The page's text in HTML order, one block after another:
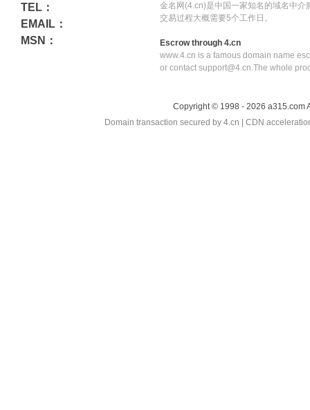
TEL：
EMAIL：
MSN：
金名网(4.cn)是中国一家知名的域名中介
交易过程大概需要5个工作日。
Escrow through 4.cn
www.4.cn is a famous domain name
or contact support@4.cn.The whole
Copyright © 1998 - 2026 a315.com
Domain transaction secured by 4.cn | CDN